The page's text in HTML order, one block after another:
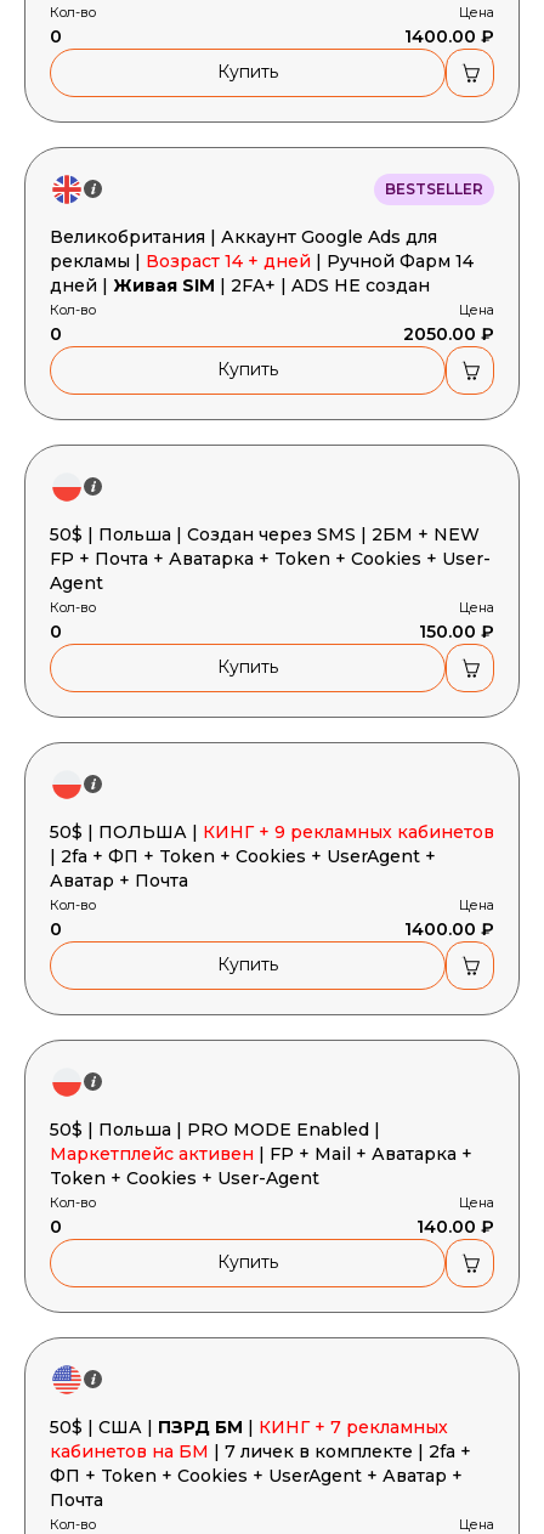
Кол-во
0
Цена
1400.00 ₽
Купить
BESTSELLER
Великобритания | Аккаунт Google Ads для
рекламы | Возраст 14 + дней | Ручной Фарм 14
дней | Живая SIM | 2FA+ | ADS НЕ создан
Кол-во
0
Цена
2050.00 ₽
Купить
50$ | Польша | Создан через SMS | 2БМ + NEW
FP + Почта + Аватарка + Token + Cookies + User-
Agent
Кол-во
0
Цена
150.00 ₽
Купить
50$ | ПОЛЬША | КИНГ + 9 рекламных кабинетов
| 2fa + ФП + Token + Cookies + UserAgent +
Аватар + Почта
Кол-во
0
Цена
1400.00 ₽
Купить
50$ | Польша | PRO MODE Enabled |
Маркетплейс активен | FP + Mail + Аватарка +
Token + Cookies + User-Agent
Кол-во
0
Цена
140.00 ₽
Купить
50$ | США | ПЗРД БМ | КИНГ + 7 рекламных
кабинетов на БМ | 7 личек в комплекте | 2fa +
ФП + Token + Cookies + UserAgent + Аватар +
Почта
Кол-во Цена